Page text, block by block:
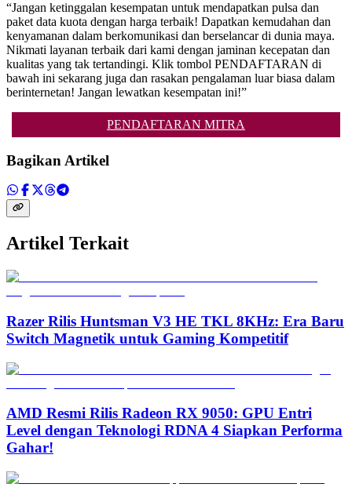
“Jangan ketinggalan kesempatan untuk mendapatkan pulsa dan
paket data kuota dengan harga terbaik! Dapatkan kemudahan dan
kenyamanan dalam berkomunikasi dan berselancar di dunia maya.
Nikmati layanan terbaik dari kami dengan jaminan kecepatan dan
kualitas yang tak tertandingi. Klik tombol PENDAFTARAN di
bawah ini sekarang juga dan rasakan pengalaman luar biasa dalam
berinternetan! Jangan lewatkan kesempatan ini!”
PENDAFTARAN MITRA
Bagikan Artikel
Artikel Terkait
Razer Rilis Huntsman V3 HE TKL 8KHz: Era Baru
Switch Magnetik untuk Gaming Kompetitif
AMD Resmi Rilis Radeon RX 9050: GPU Entri
Level dengan Teknologi RDNA 4 Siapkan Performa
Gahar!